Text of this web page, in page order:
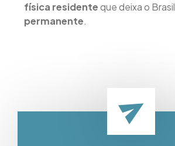
física residenteque deixa o Brasil
permanente.